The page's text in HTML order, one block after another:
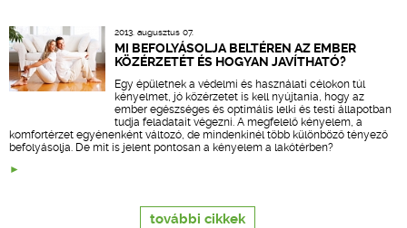
2013. augusztus 07.
MI BEFOLYÁSOLJA BELTÉREN AZ EMBER
KÖZÉRZETÉT ÉS HOGYAN JAVÍTHATÓ?
Egy épületnek a védelmi és használati célokon túl
kényelmet, jó közérzetet is kell nyújtania, hogy az
ember egészséges és optimális lelki és testi állapotban
tudja feladatait végezni. A megfelelő kényelem, a
komfortérzet egyénenként változó, de mindenkinél több különböző tényező
befolyásolja. De mit is jelent pontosan a kényelem a lakótérben?
további cikkek